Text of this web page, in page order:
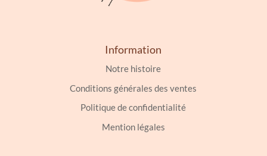
Information
Notre histoire
Conditions générales des ventes
Politique de confidentialité
Mention légales